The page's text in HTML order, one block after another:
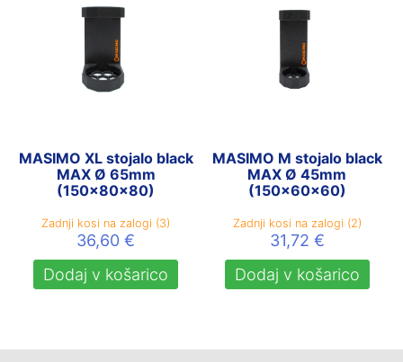
MASIMO XL stojalo black
MAX Ø 65mm
(150x80x80)
Zadnji kosi na zalogi (3)
36,60€
Dodaj v košarico
MASIMO M stojalo black
MAX Ø 45mm
(150x60x60)
Zadnji kosi na zalogi (2)
31,72 €
Dodaj v košarico